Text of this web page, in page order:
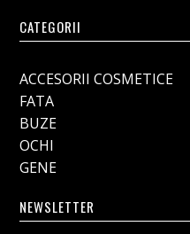
CATEGORII
ACCESORII COSMETICE
FATA
BUZE
OCHI
GENE
NEWSLETTER